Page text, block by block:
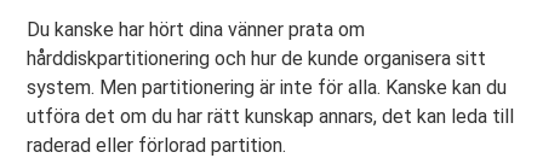
Du kanske har hört dina vänner prata om
hårddiskpartitionering och hur de kunde organisera sitt
system. Men partitionering är inte för alla. Kanske kan du
utföra det om du har rätt kunskap annars, det kan leda till
raderad eller förlorad partition.